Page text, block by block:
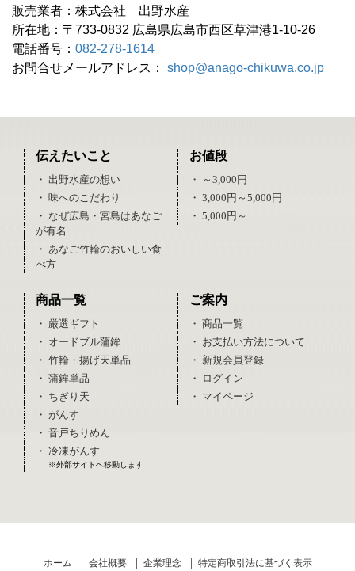
販売業者：株式会社 出野水産
所在地：〒733-0832 広島県広島市西区草津港1-10-26
電話番号： 082-278-1614
お問合せメールアドレス： shop@anago-chikuwa.co.jp
伝えたいこと
・ 出野水産の想い
・ 味へのこだわり
・ なぜ広島・宮島はあなご
が有名
・ あなご竹輪のおいしい食
べ方
お値段
・ ～3,000円
・ 3,000円～5,000円
・ 5,000円～
商品一覧
・ 厳選ギフト
・ オードブル蒲鉾
・ 竹輪・揚げ天単品
・ 蒲鉾単品
・ ちぎり天
・ がんす
・ 音戸ちりめん
・ 冷凍がんす
※外部サイトへ移動します
ご案内
・ 商品一覧
・ お支払い方法について
・ 新規会員登録
・ ログイン
・ マイページ
ホーム 会社概要 企業理念 特定商取引法に基づく表示